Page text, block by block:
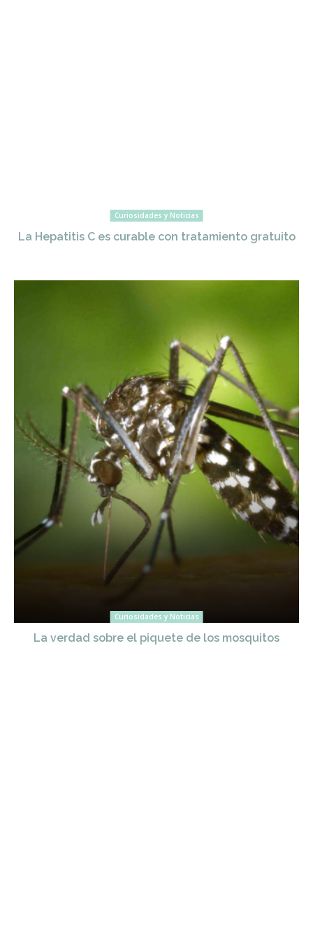
Curiosidades y Noticias
La Hepatitis C es curable con tratamiento gratuito
Curiosidades y Noticias
La verdad sobre el piquete de los mosquitos